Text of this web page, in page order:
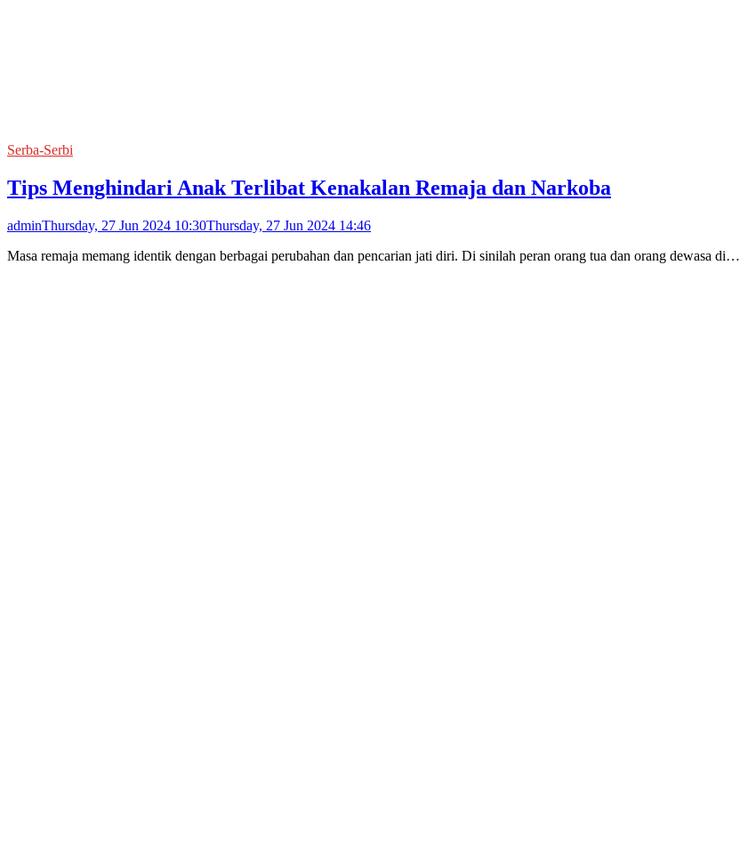
Serba-Serbi
Tips Menghindari Anak Terlibat Kenakalan Remaja dan Narkoba
adminThursday, 27 Jun 2024 10:30Thursday, 27 Jun 2024 14:46
Masa remaja memang identik dengan berbagai perubahan dan pencarian jati diri. Di sinilah peran orang tua dan orang dewasa di…